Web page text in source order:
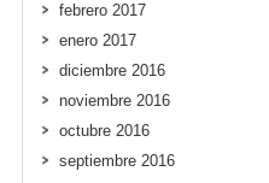
febrero 2017
enero 2017
diciembre 2016
noviembre 2016
octubre 2016
septiembre 2016